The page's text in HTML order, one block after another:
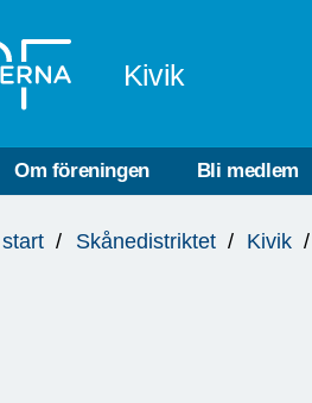
Kivik
Om föreningen Bli medlem
Skånedistriktet Kivik